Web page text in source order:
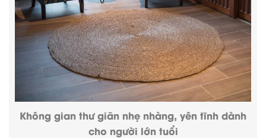
Không gian thư giãn nhẹ nhàng, yên tĩnh dành
cho người lớn tuổi